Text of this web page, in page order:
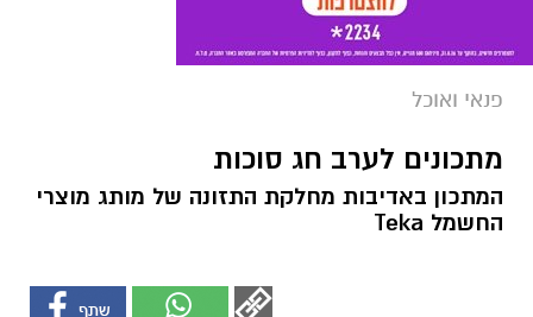
פנאי ואוכל
מתכונים לערב חג סוכות
המתכון באדיבות מחלקת התזונה של מותג מוצרי
החשמל Teka